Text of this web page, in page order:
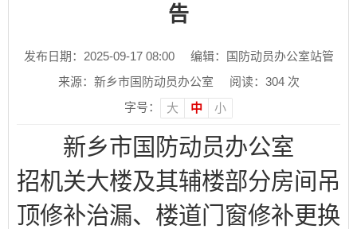
告
发布日期：2025-09-17 08:00
编辑：国防动员办公室站管
来源：新乡市国防动员办公室
阅读： 304次
字号：
大 中 小
新乡市国防动员办公室
招机关大楼及其辅楼部分房间吊
顶修补治漏、楼道门窗修补更换